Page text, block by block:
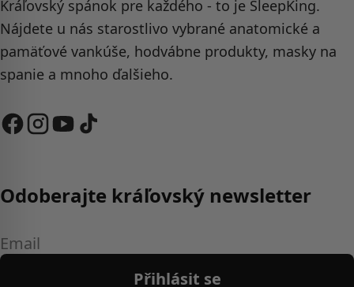
Kráľovský spánok pre každého - to je SleepKing.
Nájdete u nás starostlivo vybrané anatomické a
pamäťové vankúše, hodvábne produkty, masky na
spanie a mnoho ďalšieho.
Odoberajte kráľovský newsletter
Email
Přihlásit se